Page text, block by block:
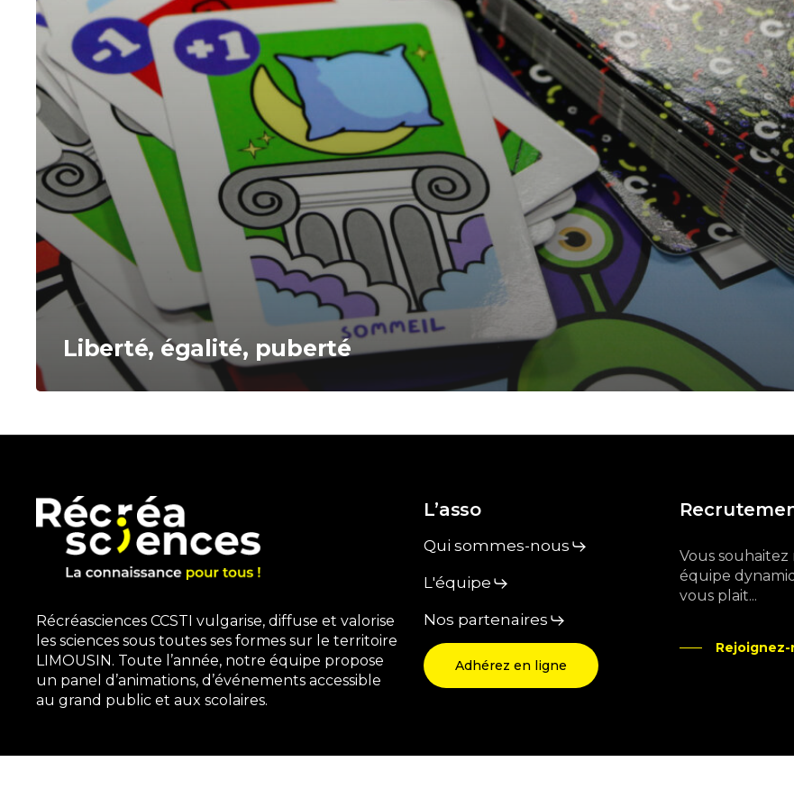
Liberté, égalité, puberté
Récréasciences CCSTI vulgarise, diffuse et valorise
les sciences sous toutes ses formes sur le territoire
LIMOUSIN. Toute l’année, notre équipe propose
un panel d’animations, d’événements accessible
au grand public et aux scolaires.
L’asso
Qui sommes-nous
L'équipe
Nos partenaires
Adhérez en ligne
Vous
équipe
vous plait...
Rejoignez-